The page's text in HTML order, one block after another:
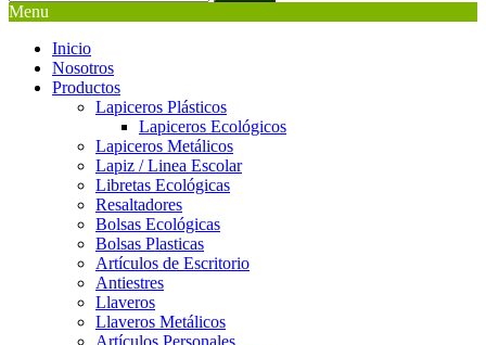
Menu
Inicio
Nosotros
Productos
Lapiceros Plásticos
Lapiceros Ecológicos
Lapiceros Metálicos
Lapiz / Linea Escolar
Libretas Ecológicas
Resaltadores
Bolsas Ecológicas
Bolsas Plasticas
Artículos de Escritorio
Antiestres
Llaveros
Llaveros Metálicos
Artículos Personales